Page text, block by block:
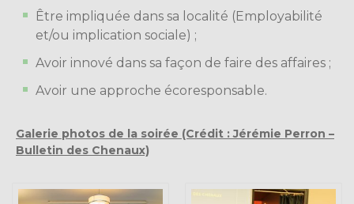
Être impliquée dans sa localité (Employabilité
et/ou implication sociale) ;
Avoir innové dans sa façon de faire des affaires ;
Avoir une approche écoresponsable.
Galerie photos de la soirée (Crédit : Jérémie Perron –
Bulletin des Chenaux)